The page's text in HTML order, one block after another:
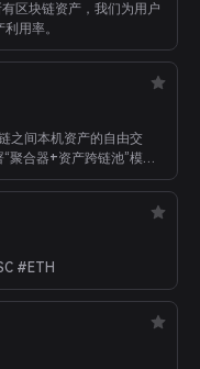
区块链资产，我们为用户
用率。
之间本机资产的自由交
聚合器+资产跨链池”模
到包括以太坊，BSC，Neo
通过两种方式实现更有效
生态系统中去中心化交
一键式跨链交换。
#ETH